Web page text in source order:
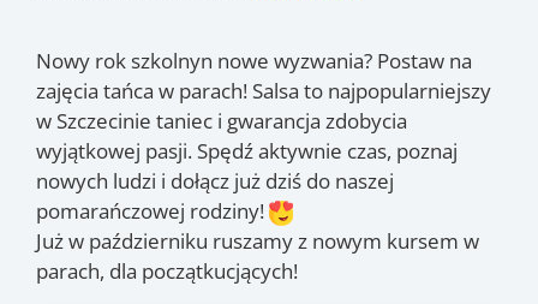
Nowy rok szkolnyn nowe wyzwania? Postaw na
zajęcia tańca w parach! Salsa to najpopularniejszy
w Szczecinie taniec i gwarancja zdobycia
wyjątkowej pasji. Spędź aktywnie czas, poznaj
nowych ludzi i dołącz już dziś do naszej
pomarańczowej rodziny!
Już w październiku ruszamy z nowym kursem w
parach, dla początkucjących!